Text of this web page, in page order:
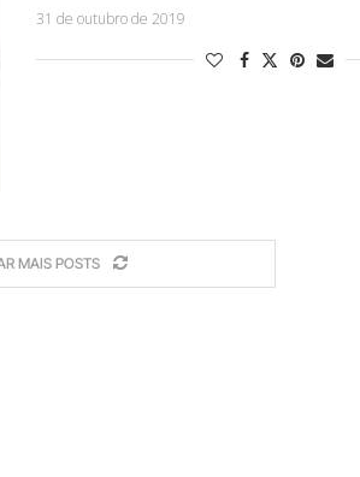
31 de outubro de 2019
MAIS POSTS